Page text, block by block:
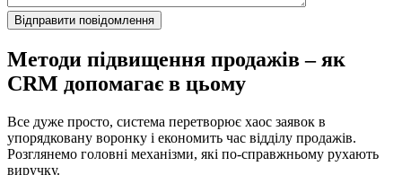
Методи підвищення продажів – як
CRM допомагає в цьому
Все дуже просто, система перетворює хаос заявок в
упорядковану воронку і економить час відділу продажів.
Розглянемо головні механізми, які по-справжньому рухають
виручку.